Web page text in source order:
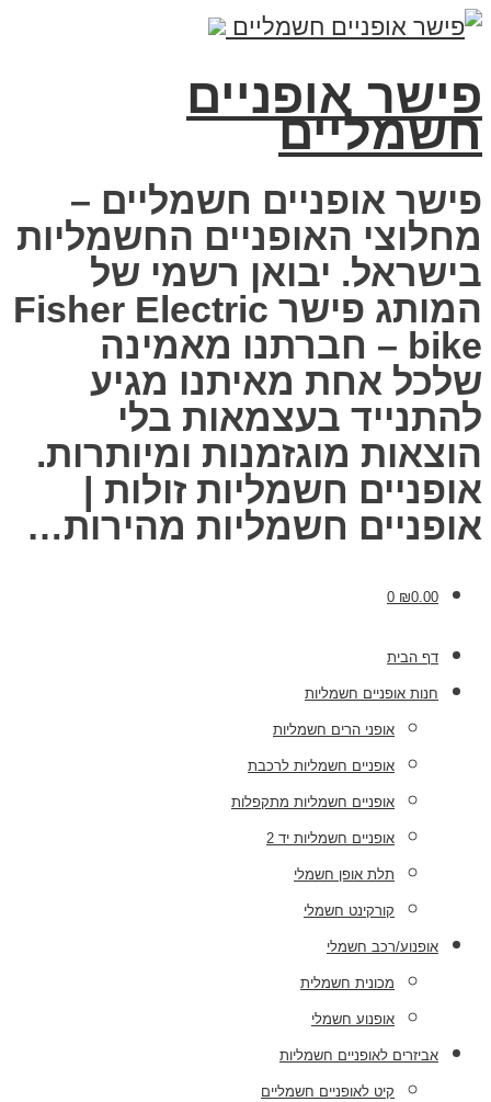
פישר אופניים
חשמליים
פישר אופניים חשמליים –
מחלוצי האופניים החשמליות
בישראל. יבואן רשמי של
המותג פישר Fisher Electric
bike – חברתנו מאמינה
שלכל אחת מאיתנו מגיע
להתנייד בעצמאות בלי
הוצאות מוגזמנות ומיותרות.
אופניים חשמליות זולות |
אופניים חשמליות מהירות…
₪0.00
0
דף הבית
חנות אופניים חשמליות
אופני הרים חשמליות
אופניים חשמליות לרכבת
אופניים חשמליות מתקפלות
אופניים חשמליות יד 2
תלת אופן חשמלי
קורקינט חשמלי
אופנוע/רכב חשמלי
מכונית חשמלית
אופנוע חשמלי
אביזרים לאופניים חשמליות
קיט לאופניים חשמליים